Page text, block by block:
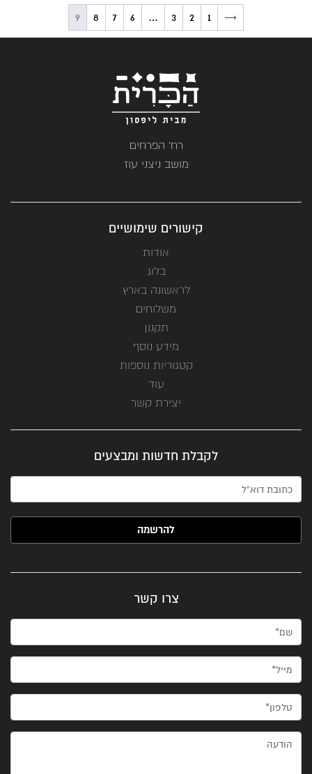
→
1
2
3
…
6
7
8
9
רח' הפרחים
מושב ניצני עוז
קישורים שימושיים
אודות
בלוג
לראשונה בארץ
משלוחים
תקנון
מידע נוסף
קטגוריות נוספות
עוד
יצירת קשר
לקבלת חדשות ומבצעים
האימייל שלך (חובה)
צרו קשר